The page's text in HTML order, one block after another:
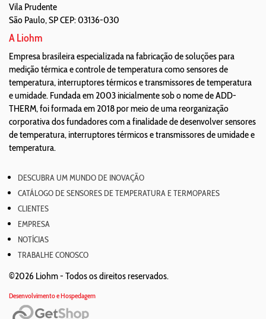
Vila Prudente
São Paulo,SPCEP: 03136-030
A Liohm
Empresa brasileira especializada na fabricação de soluções para
medição térmica e controle de temperatura como sensores de
temperatura, interruptores térmicos e transmissores de temperatura
e umidade. Fundada em 2003 inicialmente sob o nome de ADD-
THERM, foi formada em 2018 por meio de uma reorganização
corporativa dos fundadores com a finalidade de desenvolver sensores
de temperatura, interruptores térmicos e transmissores de umidade e
temperatura.
DESCUBRA UM MUNDO DE INOVAÇÃO
CATÁLOGO DE SENSORES DE TEMPERATURA E TERMOPARES
CLIENTES
EMPRESA
NOTÍCIAS
TRABALHE CONOSCO
©2026 Liohm - Todos os direitos reservados.
Desenvolvimento e Hospedagem